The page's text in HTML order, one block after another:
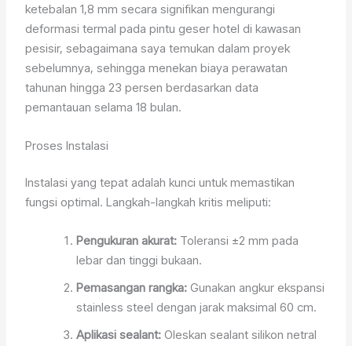
ketebalan 1,8 mm secara signifikan mengurangi
deformasi termal pada pintu geser hotel di kawasan
pesisir, sebagaimana saya temukan dalam proyek
sebelumnya, sehingga menekan biaya perawatan
tahunan hingga 23 persen berdasarkan data
pemantauan selama 18 bulan.
Proses Instalasi
Instalasi yang tepat adalah kunci untuk memastikan
fungsi optimal. Langkah-langkah kritis meliputi:
Pengukuran akurat: Toleransi ±2 mm pada
lebar dan tinggi bukaan.
Pemasangan rangka: Gunakan angkur ekspansi
stainless steel dengan jarak maksimal 60 cm.
Aplikasi sealant: Oleskan sealant silikon netral